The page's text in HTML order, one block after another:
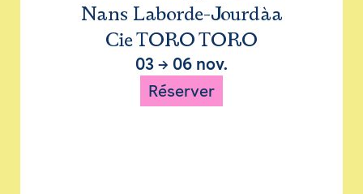
Nans Laborde-Jourdàa
Cie TORO TORO
03 → 06 nov.
Réserver